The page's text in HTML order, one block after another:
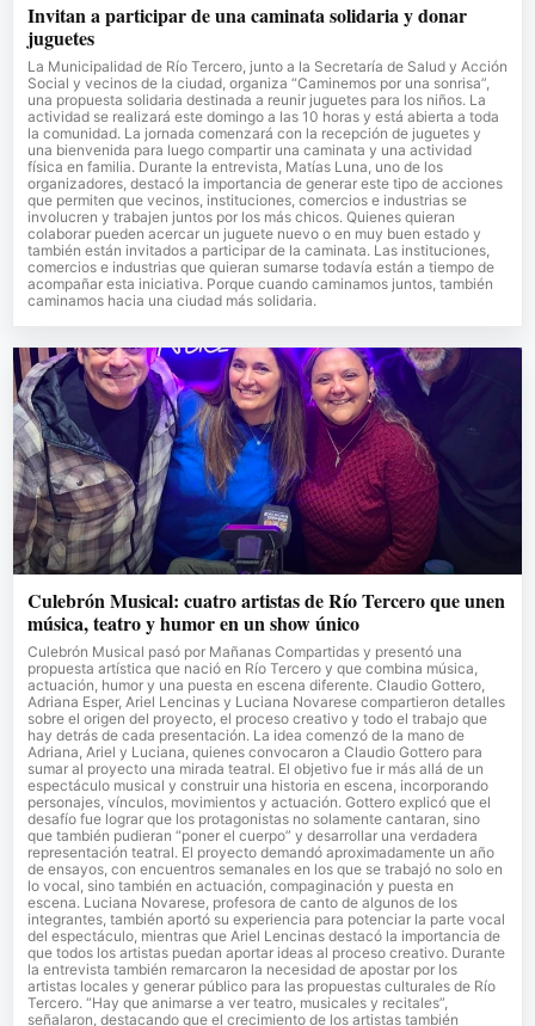
Invitan a participar de una caminata solidaria y donar
juguetes
La Municipalidad de Río Tercero, junto a la Secretaría de Salud y Acción
Social y vecinos de la ciudad, organiza “Caminemos por una sonrisa”,
una propuesta solidaria destinada a reunir juguetes para los niños. La
actividad se realizará este domingo a las 10 horas y está abierta a toda
la comunidad. La jornada comenzará con la recepción de juguetes y
una bienvenida para luego compartir una caminata y una actividad
física en familia. Durante la entrevista, Matías Luna, uno de los
organizadores, destacó la importancia de generar este tipo de acciones
que permiten que vecinos, instituciones, comercios e industrias se
involucren y trabajen juntos por los más chicos. Quienes quieran
colaborar pueden acercar un juguete nuevo o en muy buen estado y
también están invitados a participar de la caminata. Las instituciones,
comercios e industrias que quieran sumarse todavía están a tiempo de
acompañar esta iniciativa. Porque cuando caminamos juntos, también
caminamos hacia una ciudad más solidaria.
Culebrón Musical: cuatro artistas de Río Tercero que unen
música, teatro y humor en un show único
Culebrón Musical pasó por Mañanas Compartidas y presentó una
propuesta artística que nació en Río Tercero y que combina música,
actuación, humor y una puesta en escena diferente. Claudio Gottero,
Adriana Esper, Ariel Lencinas y Luciana Novarese compartieron detalles
sobre el origen del proyecto, el proceso creativo y todo el trabajo que
hay detrás de cada presentación. La idea comenzó de la mano de
Adriana, Ariel y Luciana, quienes convocaron a Claudio Gottero para
sumar al proyecto una mirada teatral. El objetivo fue ir más allá de un
espectáculo musical y construir una historia en escena, incorporando
personajes, vínculos, movimientos y actuación. Gottero explicó que el
desafío fue lograr que los protagonistas no solamente cantaran, sino
que también pudieran “poner el cuerpo” y desarrollar una verdadera
representación teatral. El proyecto demandó aproximadamente un año
de ensayos, con encuentros semanales en los que se trabajó no solo en
lo vocal, sino también en actuación, compaginación y puesta en
escena. Luciana Novarese, profesora de canto de algunos de los
integrantes, también aportó su experiencia para potenciar la parte vocal
del espectáculo, mientras que Ariel Lencinas destacó la importancia de
que todos los artistas puedan aportar ideas al proceso creativo. Durante
la entrevista también remarcaron la necesidad de apostar por los
artistas locales y generar público para las propuestas culturales de Río
Tercero. “Hay que animarse a ver teatro, musicales y recitales”,
señalaron, destacando que el crecimiento de los artistas también